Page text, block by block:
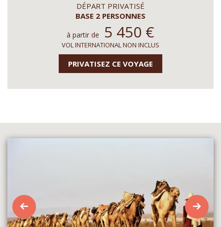
DÉPART PRIVATISÉ
BASE 2 PERSONNES
à partir de 5 450 €
VOL INTERNATIONAL NON INCLUS
PRIVATISEZ CE VOYAGE